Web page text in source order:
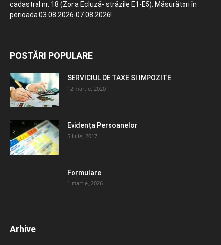
cadastral nr. 18 (Zona Ecluză- străzile E1-E5). Măsurători în
perioada 03.08.2026-07.08.2026!
POSTĂRI POPULARE
SERVICIUL DE TAXE SI IMPOZITE
12 martie, 2020
Evidența Persoanelor
5 iulie, 2017
Formulare
1 martie, 2026
Arhive